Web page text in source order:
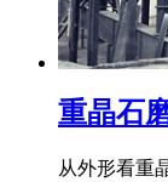
重晶石
从外形看重